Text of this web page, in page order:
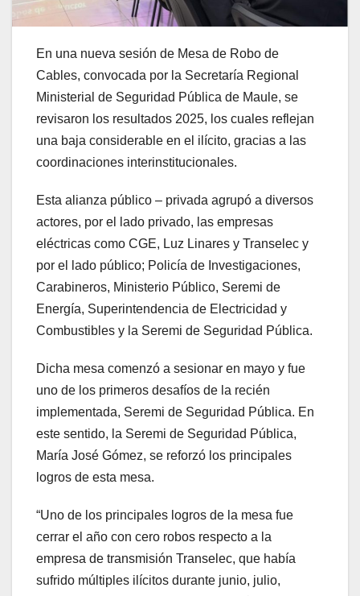
En una nueva sesión de Mesa de Robo de
Cables, convocada por la Secretaría Regional
Ministerial de Seguridad Pública de Maule, se
revisaron los resultados 2025, los cuales reflejan
una baja considerable en el ilícito, gracias a las
coordinaciones interinstitucionales.
Esta alianza público – privada agrupó a diversos
actores, por el lado privado, las empresas
eléctricas como CGE, Luz Linares y Transelec y
por el lado público; Policía de Investigaciones,
Carabineros, Ministerio Público, Seremi de
Energía, Superintendencia de Electricidad y
Combustibles y la Seremi de Seguridad Pública.
Dicha mesa comenzó a sesionar en mayo y fue
uno de los primeros desafíos de la recién
implementada, Seremi de Seguridad Pública. En
este sentido, la Seremi de Seguridad Pública,
María José Gómez, se reforzó los principales
logros de esta mesa.
“Uno de los principales logros de la mesa fue
cerrar el año con cero robos respecto a la
empresa de transmisión Transelec, que había
sufrido múltiples ilícitos durante junio, julio,